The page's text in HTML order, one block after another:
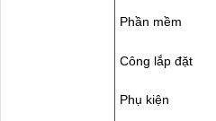
Phần mềm
Công lắp đặt
Phụ kiện